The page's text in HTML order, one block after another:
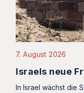
7. August 2026
Israels neue
In Israel wächst die